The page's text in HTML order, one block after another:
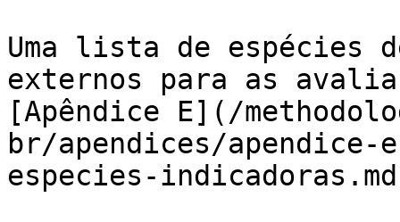
Uma lista de espécies
externos para as
[Apêndice E](/
br/apendices/apendice-
especies-